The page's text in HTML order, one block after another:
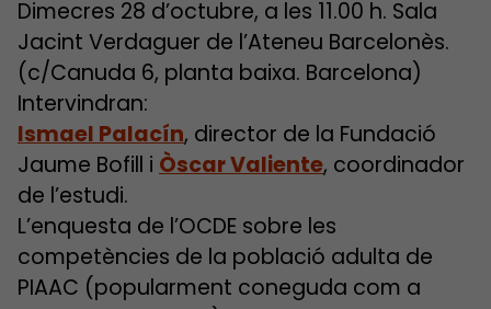
Dimecres 28 d’octubre, a les 11.00 h. Sala
Jacint Verdaguer de l’Ateneu Barcelonès.
(c/Canuda 6, planta baixa. Barcelona)
Intervindran:
Ismael Palacín, director de la Fundació
Jaume Bofill i Òscar Valiente, coordinador
de l’estudi.
L’enquesta de l’OCDE sobre les
competències de la població adulta de
PIAAC (popularment coneguda com a